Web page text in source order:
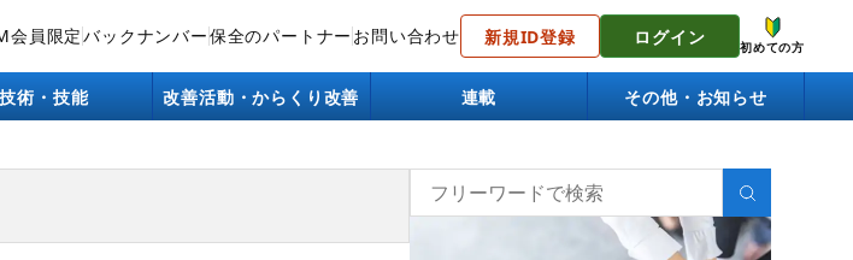
会員限定バックナンバー保全のパートナー お問い合わせ 新規ID登録 ログイン 初めての方
技術・技能 改善活動・からくり改善 連載 その他・お知らせ